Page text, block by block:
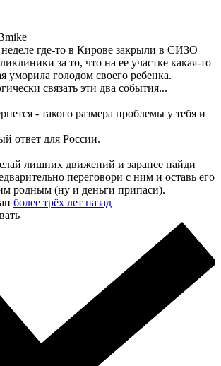
где-то в Кирове закрыли в СИЗО
за то, что на ee участке какая-то
уморила голодом своего ребенка.
связать эти два события...
- такого размера проблемы у тебя и
ответ для России.
лишних движений и заранее найди
переговори с ним и оставь его
родным (ну и деньги припаси).
более трёх лет назад